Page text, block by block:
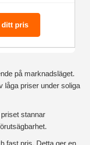
ditt pris
på marknadsläget.
låga priser under soliga
stannar
fast pris. Detta ger en